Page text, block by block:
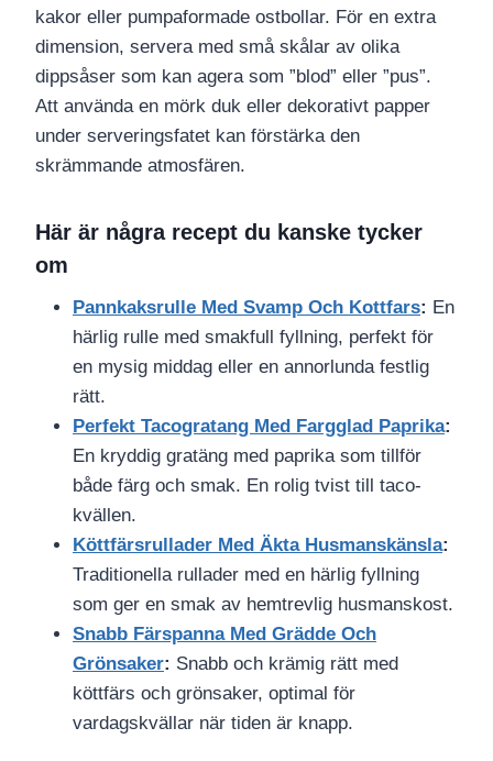
kakor eller pumpaformade ostbollar. För en extra
dimension, servera med små skålar av olika
dippsåser som kan agera som ”blod” eller ”pus”.
Att använda en mörk duk eller dekorativt papper
under serveringsfatet kan förstärka den
skrämmande atmosfären.
Här är några recept du kanske tycker
om
Pannkaksrulle Med Svamp Och Kottfars: En
härlig rulle med smakfull fyllning, perfekt för
en mysig middag eller en annorlunda festlig
rätt.
Perfekt Tacogratang Med Fargglad Paprika:
En kryddig gratäng med paprika som tillför
både färg och smak. En rolig tvist till taco-
kvällen.
Köttfärsrullader Med Äkta Husmanskänsla:
Traditionella rullader med en härlig fyllning
som ger en smak av hemtrevlig husmanskost.
Snabb Färspanna Med Grädde Och
Grönsaker: Snabb och krämig rätt med
köttfärs och grönsaker, optimal för
vardagskvällar när tiden är knapp.